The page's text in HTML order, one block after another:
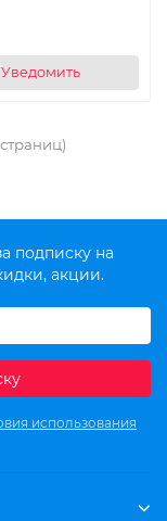
Уведомить
подписку на
акции.
использования